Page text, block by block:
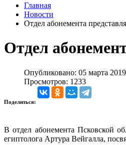
Главная
Новости
Отдел абонемента
Отдел
Опубликовано: 05 марта 2019
Просмотров: 1233
Поделиться:
В отдел абонемента Псковской
египтолога Артура Вейгалла,